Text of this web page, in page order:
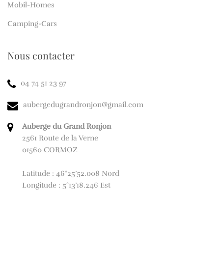
Mobil-Homes
Camping-Cars
Nous contacter
04 74 51 23 97
aubergedugrandronjon@gmail.com
Auberge du Grand Ronjon
2561 Route de la Verne
01560 CORMOZ
Latitude : 46°25’52.008 Nord
Longitude : 5°13’18.246 Est